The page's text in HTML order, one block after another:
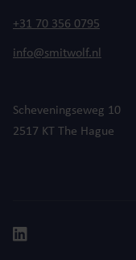
+31 70 356 0795
info@smitwolf.nl
Scheveningseweg 10
2517 KT The Hague